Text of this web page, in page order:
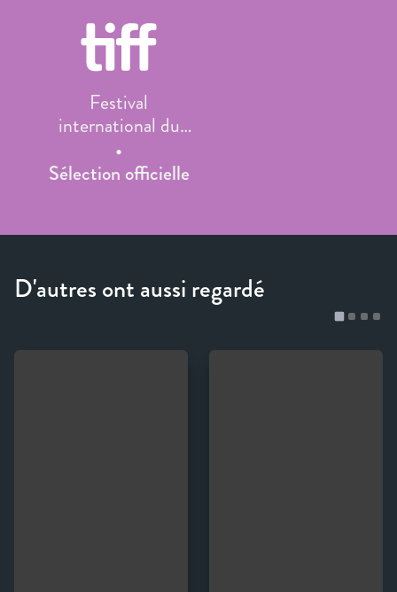
Festival
international du
film de Toronto
Sélection officielle